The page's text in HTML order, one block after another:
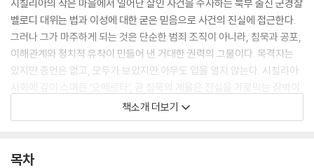
시칠리아의 작은 마을에서 일어난 살인 사건을 수사하는 북부 출신 군경찰
벨로디 대위는 법과 이성에 대한 굳은 믿음으로 사건의 진실에 접근한다.
그러나 그가 마주하게 되는 것은 단순한 범죄 조직이 아니라, 침묵과 공포,
이해관계와 정치적 유착이 만들어 낸 거대한 권력의 그물이다. 목격자는
있지만 증언은 없고, 모두가 보았지만 아무도 입을 열지 않는다. 시칠리아
사회에 깊이 스며든 ‘오메르타’, 곧 침묵의 계율은 진실을 가로막는 장벽이
자 마피아의 가장 강력한 무기다. 샤샤는 이 침묵을 개인의 비겁함으로 단
순화하지 않는다. 국가가 민중을 보호하지 못했던 오랜 역사, 법보다 총구
의 왜곡된 윤리를 차갑고도 정밀하게 보여 주면서, 정의의 실패가 개인의
책소개 더보기
목차